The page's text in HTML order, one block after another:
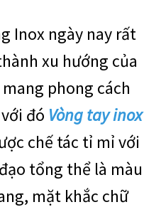
Inox ngày nay rất
xu hướng của
phong cách
đó Vòng tay inox
chế tác tỉ mỉ với
tổng thể là màu
mặt khắc chữ